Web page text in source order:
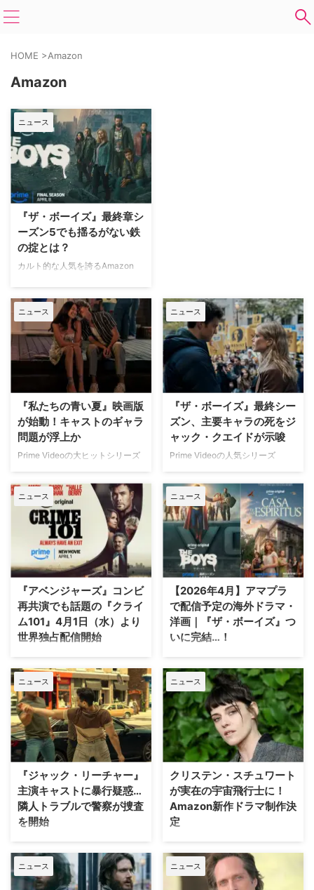
HOME >Amazon
Amazon
ニュース
『ザ・ボーイズ』最終章シ
ーズン5でも揺るがない鉄
の掟とは？
カルト的な人気を誇るAmazon
ズン5に向けて、物語の根幹を支
える「ある重要なルール」が維持
されることが判明した。米
Screen Rantが報じている。 ショ
ーランナーが語る唯一の不動のル
ール ScreenRantによるインタビ
ューに応じたショーランナーのエ
リック・クリプキは、劇中で実在
の人物や概念が次々と引用される
中で、「どこまでが正史（カノ
用なのか」という境界線について
語った。 クリプキはまず、「 …
ニュース
『私たちの青い夏』映画版
が始動！キャストのギャラ
問題が浮上か
Prime Videoの大ヒットシリーズ
撮影が、4月27日からノースカロ
ライナ州ウィルミントンで開始さ
れる。作品が世界的な社会現象と
なった一方で、その舞台裏では若
手キャストの出演料を巡る問題が
上がっているという。Deadline
が報じている。 異例の成功も報
酬には反映されず 本作はシーズ
ン3において、全世界で70日間で
7,000万人という驚異的な視聴者
数を記録。主人公ベリーと幼馴染
の兄弟を巡る三角関係は、SNS上
生む …
ニュース
『ザ・ボーイズ』最終シー
ズン、主要キャラの死をジ
ャック・クエイドが示唆
Prime Videoの人気シリーズ
する。ヒューイ・キャンベル役の
ジャック・クエイドは、4月8日
の最終シーズン（シーズン5）配
信を前に、ファンに対して衝撃的
な展開を予告している。 「決し
てハッピーエンドではない」 3月
30日に放送された「ザ・トゥナ
イト・ショー」に出演したジャッ
クは、司会のジミー・ファロンか
ら「一般的なヒーロー番組のよう
に、最後はみんな幸せに暮らすこ
とを期待できるか」と問われ、笑
ついて、以下のように述 …
ニュース
『アベンジャーズ』コンビ
再共演でも話題の『クライ
ム101』4月1日（水）より
世界独占配信開始
Prime Videoは、犯罪小説の巨匠
ドン・ウィンズロウのベストセラ
ーを原作に、アカデミー賞に名を
連ねる名優たちが火花を散らす極
上のクライム・アクション・スリ
ラー『クライム101』を、4月1日
（水）より世界独占配信する。
『クライム101』ロサンゼルスを
盗計画の行方 『クライム101』の
舞台は、太陽に焼かれたロサンゼ
ルスの荒涼とした風景が広がる
101号線フリーウェイ沿い。物語
り返し、警察の手をすり抜けてき
た謎の泥棒デーヴィス（クリス・
ヘムズワー …
ニュース
【2026年4月】アマプラ
で配信予定の海外ドラマ・
洋画｜『ザ・ボーイズ』つ
いに完結…！
Amazon Prime Video（アマゾン
プライムビデオ）で2026年4月に
配信開始となる海外ドラマ・洋画
を一挙ご紹介！ Prime Videoで
2026年4月に配信予定の海外ドラ
マ 日付 タイトル 2026年4月8日
（水） Prime Original『ザ・ボー
イズ』ファイナルシーズン※16：
（水） Prime Original『精霊たち
の家』シーズン1※13：00から独
占配信 『ザ・ボーイズ』ファイ
ナルシーズン 極悪非道なスーパ
絶 …
ニュース
『ジャック・リーチャー』
主演キャストに暴行疑惑…
隣人トラブルで警察が捜査
を開始
Amazonの人気アクションドラマ
『ジャック・リーチャー ～正義
のアウトロー～』の主人公ジャッ
ク・リーチャーを演じるアラン・
ニュース
クリステン・スチュワート
が実在の宇宙飛行士に！
Amazon新作ドラマ制作決
定
クリステン・スチュワート（『ト
ワイライト』シリーズ）が実在し
たアメリカ初の女性宇宙飛行士サ
リー・ライドを演じるAmazonの
ニュース ニュース